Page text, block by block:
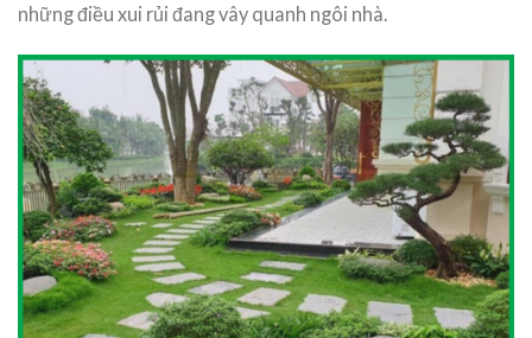
những điều xui rủi đang vây quanh ngôi nhà.